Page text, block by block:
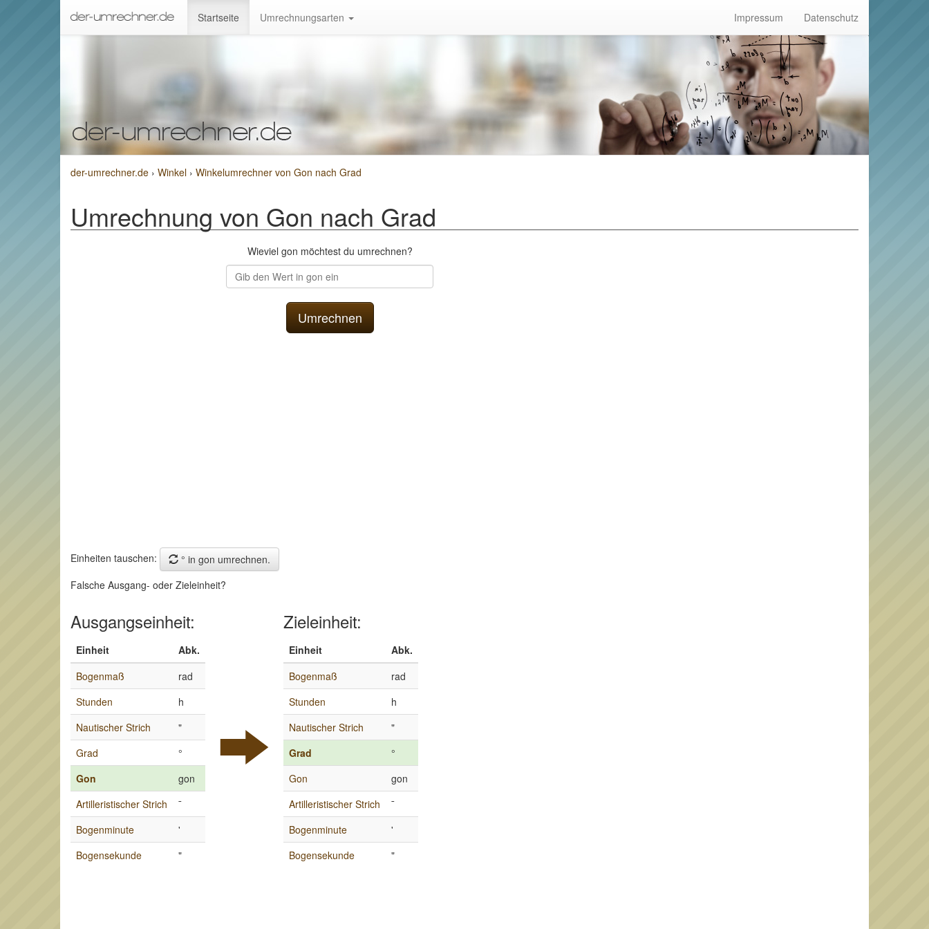
Startseite Umrechnungsarten Impressum Datenschutz
der-umrechner.de › Winkel › Winkelumrechner von Gon nach Grad
Umrechnung von Gon nach Grad
Wieviel gon möchtest du umrechnen?
Einheiten tauschen:
° in gon umrechnen.
Falsche Ausgang- oder Zieleinheit?
Ausgangseinheit:
Einheit
Abk.
Bogenmaß
rad
Stunden
h
Nautischer Strich
"
Grad
°
Gon
gon
Artilleristischer Strich
¯
Bogenminute
'
Bogensekunde
"
Zieleinheit:
Einheit
Abk.
Bogenmaß
rad
Stunden
h
Nautischer Strich
"
Grad
°
Gon
gon
Artilleristischer Strich
¯
Bogenminute
'
Bogensekunde
"